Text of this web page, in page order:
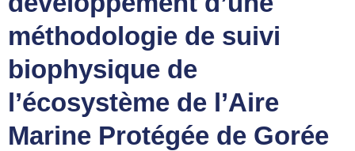
méthodologie de suivi
biophysique de
l’écosystème de l’Aire
Marine Protégée de Gorée